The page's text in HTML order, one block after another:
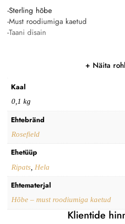
-Sterling hõbe
-Must roodiumiga kaetud
-Taani disain
Näita
Kaal
0,1 kg
Ehtebränd
Rosefield
Ehetüüp
Ripats, Hela
Ehtematerjal
Hõbe – must roodiumiga kaetud
Klientide